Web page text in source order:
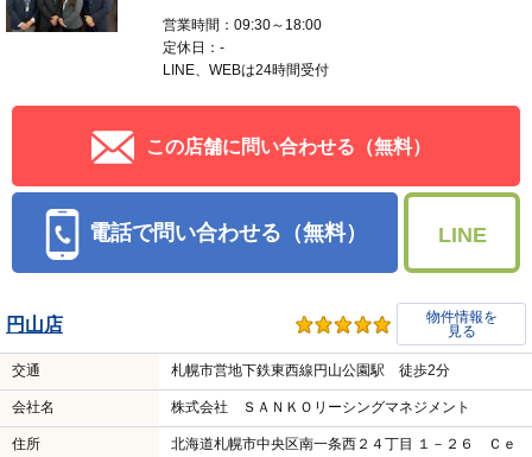
営業時間：09:30～18:00
定休日：-
LINE、WEBは24時間受付
この店舗に問い合わせる（無料）
電話で問い合わせる（無料） LINE
円山店
物件情報を
見る
交通 札幌市営地下鉄東西線円山公園駅 徒歩2分
会社名 株式会社 ＳＡＮＫＯリーシングマネジメント
住所
北海道札幌市中央区南一条西２４丁目 １－２６ Ｃｅ